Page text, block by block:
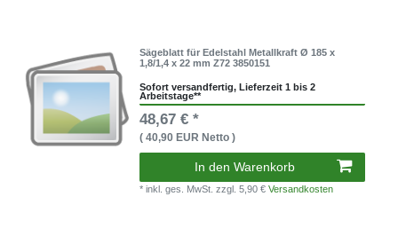
Sägeblatt für Edelstahl Metallkraft Ø 185 x
1,8/1,4 x 22 mm Z72 3850151
Sofort versandfertig, Lieferzeit 1 bis 2
Arbeitstage**
48,67 € *
( 40,90 EUR Netto )
In den Warenkorb
* inkl. ges. MwSt.zzgl. 5,90 €Versandkosten